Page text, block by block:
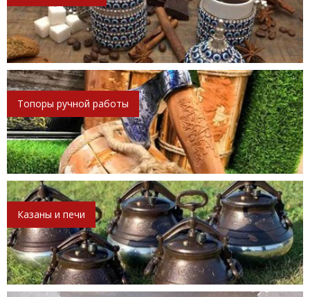
Топоры ручной работы
Казаны и печи